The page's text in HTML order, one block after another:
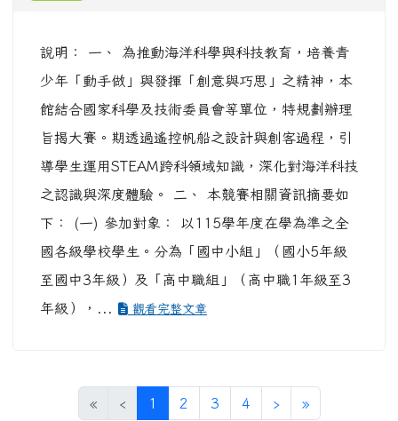
說明： 一、 為推動海洋科學與科技教育，培養青
少年「動手做」與發揮「創意與巧思」之精神，本
館結合國家科學及技術委員會等單位，特規劃辦理
旨揭大賽。期透過遙控帆船之設計與創客過程，引
導學生運用STEAM跨科領域知識，深化對海洋科技
之認識與深度體驗。 二、 本競賽相關資訊摘要如
下： (一) 參加對象： 以115學年度在學為準之全
國各級學校學生。分為「國中小組」（國小5年級
至國中3年級）及「高中職組」（高中職1年級至3
年級），...
觀看完整文章
« ‹ 1 (目前頁次)
2 3 4 ›下一頁
»最後頁